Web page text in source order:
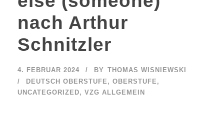
nach Arthur
Schnitzler
4. FEBRUAR 2024 BY THOMAS WISNIEWSKI
DEUTSCH OBERSTUFE , OBERSTUFE ,
UNCATEGORIZED, VZG ALLGEMEIN